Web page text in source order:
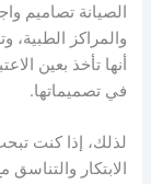
الصيانة تصاميم
والمراكز الطبية،
أنها تأخذ بعين
في تصميماتها.
لذلك، إذا كنت
الابتكار